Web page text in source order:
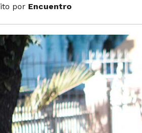
por Encuentro